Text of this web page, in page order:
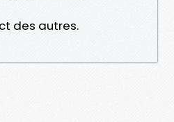
des autres.